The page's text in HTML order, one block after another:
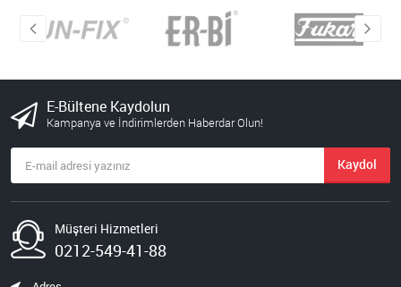
E-Bültene Kaydolun
Kampanya ve İndirimlerden Haberdar Olun!
Kaydol
Müşteri Hizmetleri
0212-549-41-88